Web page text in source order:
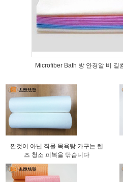
Microfiber Bath 방 안경알 비 길
짠것이 아닌 직물 목욕탕 가구는 렌
즈 청소 피복을 닦습니다